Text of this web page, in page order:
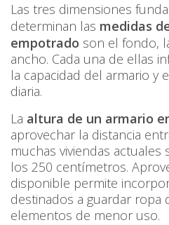
Las tres dimensiones
determinan las medidas
empotrado son el fondo,
ancho. Cada una de ellas
la capacidad del armario y
diaria.
La altura de un armario
aprovechar la distancia
muchas viviendas
los 250 centímetros.
disponible permite
destinados a guardar ropa
elementos de menor uso.